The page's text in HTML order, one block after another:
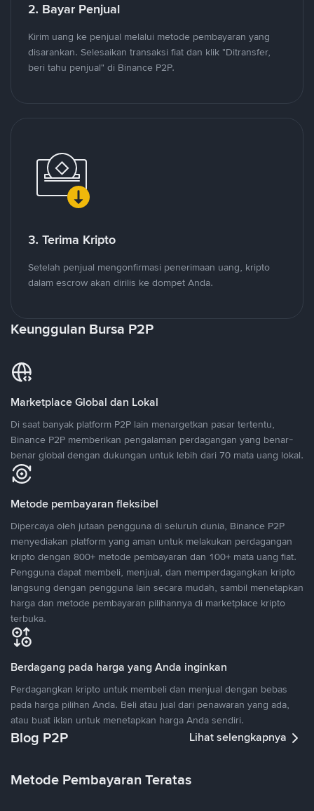
2. Bayar Penjual
Kirim uang ke penjual melalui metode pembayaran yang
disarankan. Selesaikan transaksi fiat dan klik "Ditransfer,
beri tahu penjual" di Binance P2P.
3. Terima Kripto
Setelah penjual mengonfirmasi penerimaan uang, kripto
dalam escrow akan dirilis ke dompet Anda.
Keunggulan Bursa P2P
Marketplace Global dan Lokal
Di saat banyak platform P2P lain menargetkan pasar tertentu,
Binance P2P memberikan pengalaman perdagangan yang benar-
benar global dengan dukungan untuk lebih dari 70 mata uang lokal.
Metode pembayaran fleksibel
Dipercaya oleh jutaan pengguna di seluruh dunia, Binance P2P
menyediakan platform yang aman untuk melakukan perdagangan
kripto dengan 800+ metode pembayaran dan 100+ mata uang fiat.
Pengguna dapat membeli, menjual, dan memperdagangkan kripto
langsung dengan pengguna lain secara mudah, sambil menetapkan
harga dan metode pembayaran pilihannya di marketplace kripto
terbuka.
Berdagang pada harga yang Anda inginkan
Perdagangkan kripto untuk membeli dan menjual dengan bebas
pada harga pilihan Anda. Beli atau jual dari penawaran yang ada,
atau buat iklan untuk menetapkan harga Anda sendiri.
Blog P2P Lihat selengkapnya
Metode Pembayaran Teratas